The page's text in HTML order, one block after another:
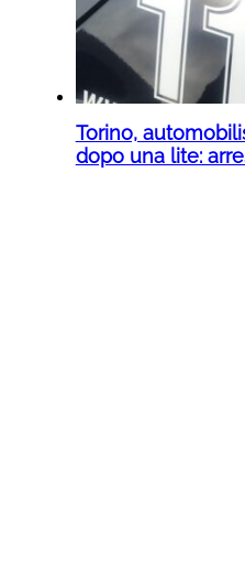
Torino,
dopo una lite: